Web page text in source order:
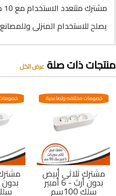
مشترك متتعدد الاستخدام مع 10 متر سلك
يصلح للاستخدام المنزلى
منتجات ذات صلةعرض الكل
سلك
مشترك ثلاثى أبيض
بدون أرث - 6 أمبير
سلك 100سم
خصومات مختلفه وتصاعدية